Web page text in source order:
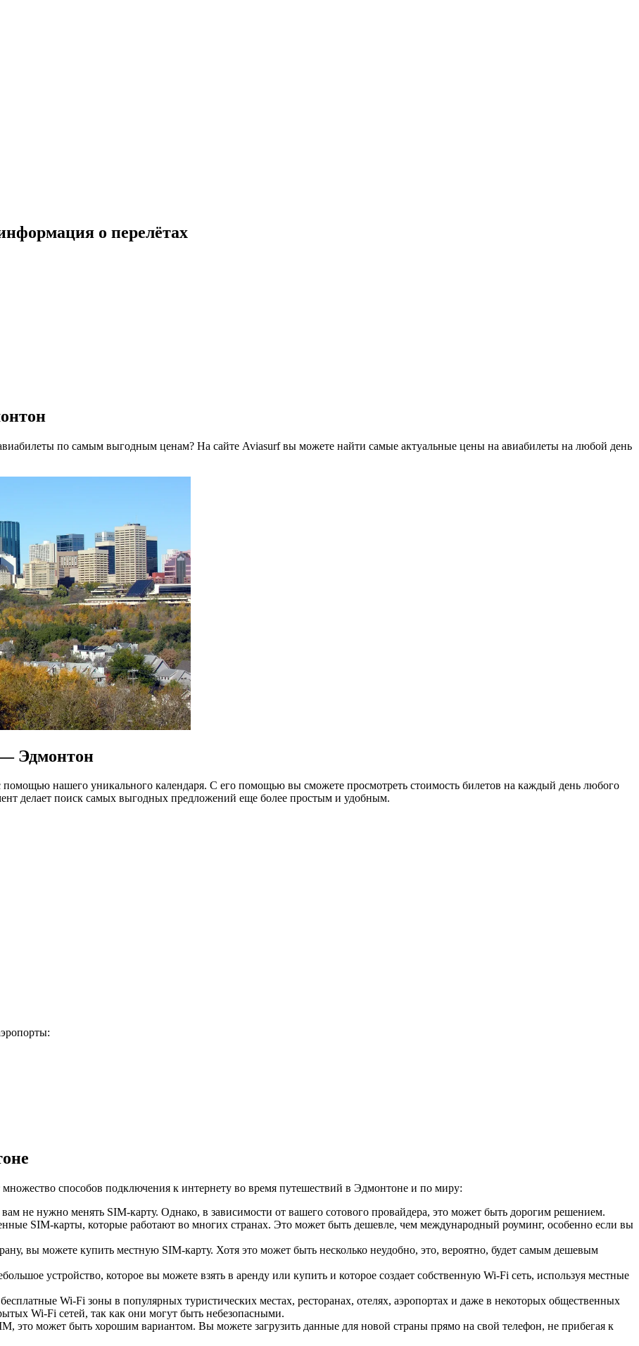
о перелётах
по самым выгодным ценам? На сайте Aviasurf вы можете найти самые актуальные цены на авиабилеты на любой день
Эдмонтон
нашего уникального календаря. С его помощью вы сможете просмотреть стоимость билетов на каждый день любого
делает поиск самых выгодных предложений еще более простым и удобным.
способов подключения к интернету во время путешествий в Эдмонтоне и по миру:
не нужно менять SIM-карту. Однако, в зависимости от вашего сотового провайдера, это может быть дорогим решением.
SIM-карты, которые работают во многих странах. Это может быть дешевле, чем международный роуминг, особенно если вы
вы можете купить местную SIM-карту. Хотя это может быть несколько неудобно, это, вероятно, будет самым дешевым
устройство, которое вы можете взять в аренду или купить и которое создает собственную Wi-Fi сеть, используя местные
Wi-Fi зоны в популярных туристических местах, ресторанах, отелях, аэропортах и даже в некоторых общественных
Wi-Fi сетей, так как они могут быть небезопасными.
это может быть хорошим вариантом. Вы можете загрузить данные для новой страны прямо на свой телефон, не прибегая к